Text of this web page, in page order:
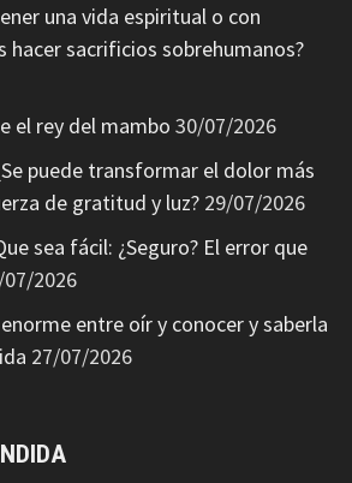
una vida espiritual o con
hacer sacrificios sobrehumanos?
el rey del mambo 30/07/2026
puede transformar el dolor más
de gratitud y luz? 29/07/2026
sea fácil: ¿Seguro? El error que
2026
entre oír y conocer y saberla
27/07/2026